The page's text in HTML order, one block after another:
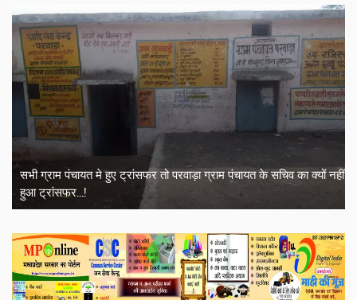
सभी ग्राम पंचायत मे हुए ट्रांसफर तो परवाड़ा ग्राम पंचायत के सचिव का क्यों नहीं
हुआ ट्रांसफर...!